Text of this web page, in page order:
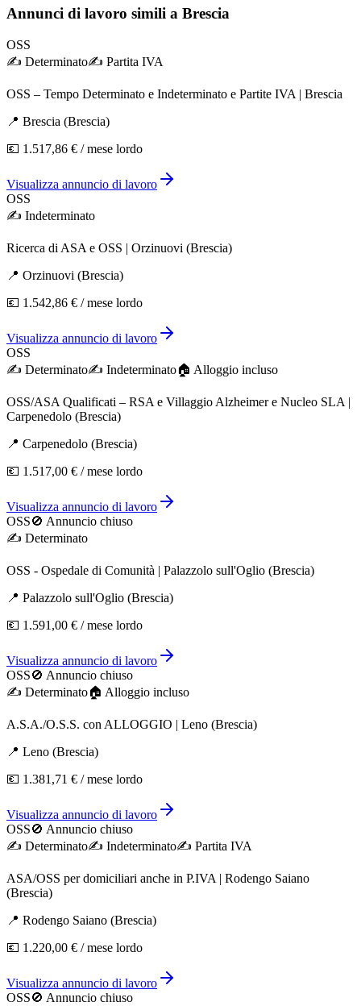
Annunci di lavoro simili a Brescia
OSS
✍️ Determinato✍️ Partita IVA
OSS – Tempo Determinato e Indeterminato e Partite IVA | Brescia
📍 Brescia (Brescia)
💶 1.517,86 € / mese lordo
Visualizza annuncio di lavoro
OSS
✍️ Indeterminato
Ricerca di ASA e OSS | Orzinuovi (Brescia)
📍 Orzinuovi (Brescia)
💶 1.542,86 € / mese lordo
Visualizza annuncio di lavoro
OSS
✍️ Determinato✍️ Indeterminato🏠︎ Alloggio incluso
OSS/ASA Qualificati – RSA e Villaggio Alzheimer e Nucleo SLA |
Carpenedolo (Brescia)
📍 Carpenedolo (Brescia)
💶 1.517,00 € / mese lordo
Visualizza annuncio di lavoro
OSS🚫 Annuncio chiuso
✍️ Determinato
OSS - Ospedale di Comunità | Palazzolo sull'Oglio (Brescia)
📍 Palazzolo sull'Oglio (Brescia)
💶 1.591,00 € / mese lordo
Visualizza annuncio di lavoro
OSS🚫 Annuncio chiuso
✍️ Determinato🏠︎ Alloggio incluso
A.S.A./O.S.S. con ALLOGGIO | Leno (Brescia)
📍 Leno (Brescia)
💶 1.381,71 € / mese lordo
Visualizza annuncio di lavoro
OSS🚫 Annuncio chiuso
✍️ Determinato✍️ Indeterminato✍️ Partita IVA
ASA/OSS per domiciliari anche in P.IVA | Rodengo Saiano
(Brescia)
📍 Rodengo Saiano (Brescia)
💶 1.220,00 € / mese lordo
Visualizza annuncio di lavoro
OSS🚫 Annuncio chiuso